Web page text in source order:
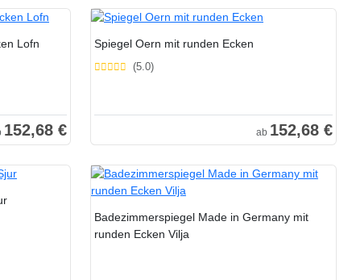
Lofn
152,68 €
Spiegel Oern mit runden Ecken
(5.0)
ab 152,68 €
Badezimmerspiegel Made in Germany mit
runden Ecken Vilja